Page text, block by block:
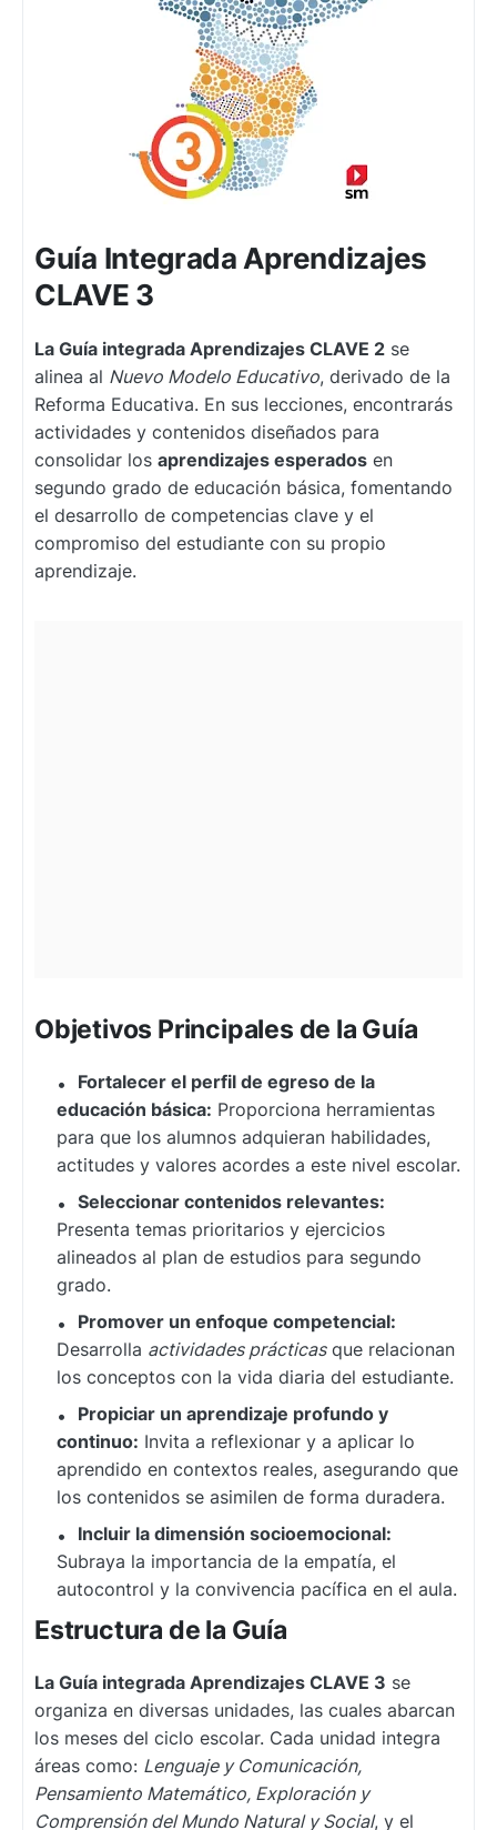
Guía Integrada Aprendizajes
CLAVE 3
La Guía integrada Aprendizajes CLAVE 2 se
alinea al Nuevo Modelo Educativo, derivado de la
Reforma Educativa. En sus lecciones, encontrarás
actividades y contenidos diseñados para
consolidar los aprendizajes esperados en
segundo grado de educación básica, fomentando
el desarrollo de competencias clave y el
compromiso del estudiante con su propio
aprendizaje.
Objetivos Principales de la Guía
Fortalecer el perfil de egreso de la
educación básica: Proporciona herramientas
para que los alumnos adquieran habilidades,
actitudes y valores acordes a este nivel escolar.
Seleccionar contenidos relevantes:
Presenta temas prioritarios y ejercicios
alineados al plan de estudios para segundo
grado.
Promover un enfoque competencial:
Desarrolla actividades prácticasque relacionan
los conceptos con la vida diaria del estudiante.
Propiciar un aprendizaje profundo y
continuo: Invita a reflexionar y a aplicar lo
aprendido en contextos reales, asegurando que
los contenidos se asimilen de forma duradera.
Incluir la dimensión socioemocional:
Subraya la importancia de la empatía, el
autocontrol y la convivencia pacífica en el aula.
Estructura de la Guía
La Guía integrada Aprendizajes CLAVE 3 se
organiza en diversas unidades, las cuales abarcan
los meses del ciclo escolar. Cada unidad integra
áreas como: Lenguaje y Comunicación,
Pensamiento Matemático, Exploración y
Comprensión del Mundo Natural y Social, y el